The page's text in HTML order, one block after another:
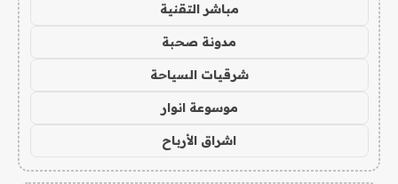
مباشر التقنية
مدونة صحبة
شرقيات السياحة
موسوعة انوار
اشراق الأرباح